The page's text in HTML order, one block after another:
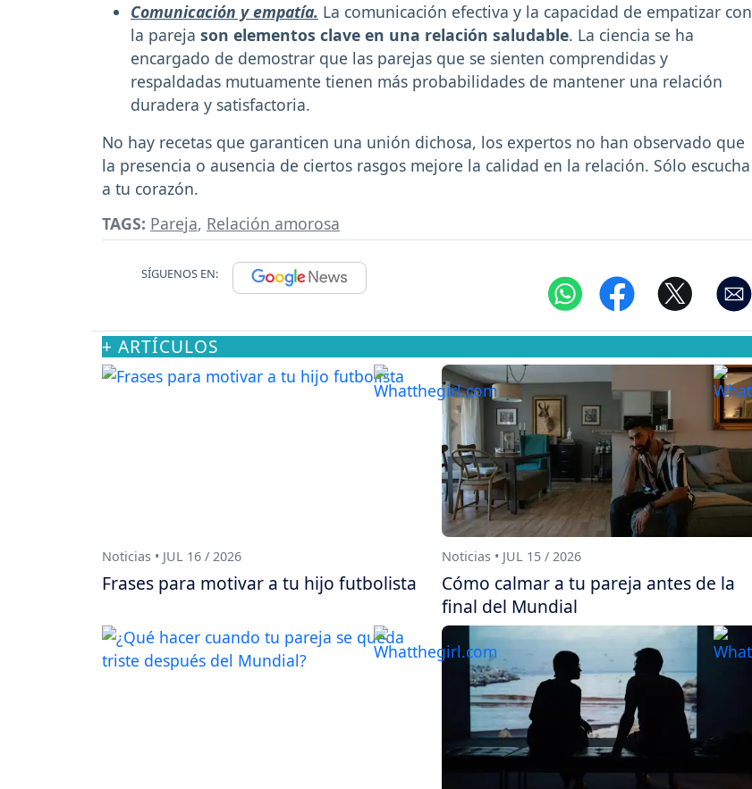
Comunicación y empatía. La comunicación efectiva y la capacidad de empatizar con
la pareja son elementos clave en una relación saludable. La ciencia se ha
encargado de demostrar que las parejas que se sienten comprendidas y
respaldadas mutuamente tienen más probabilidades de mantener una relación
duradera y satisfactoria.
No hay recetas que garanticen una unión dichosa, los expertos no han observado que
la presencia o ausencia de ciertos rasgos mejore la calidad en la relación. Sólo escucha
a tu corazón.
TAGS: Pareja, Relación amorosa
SÍGUENOS EN:
+ ARTÍCULOS
Noticias • JUL 16 / 2026
Frases para motivar a tu hijo futbolista
Noticias • JUL 15 / 2026
Cómo calmar a tu pareja antes de la
final del Mundial